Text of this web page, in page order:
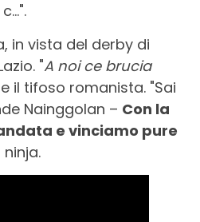
in vista del derby di
"A noi ce brucia
il tifoso romanista. "Sai
Nainggolan – Con la
e vinciamo pure
ninja.